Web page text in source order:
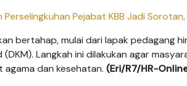
Perselingkuhan Pejabat KBB Jadi
bertahap, mulai dari lapak pedagang
(DKM). Langkah ini dilakukan agar
dan kesehatan. (Eri/R7/HR-